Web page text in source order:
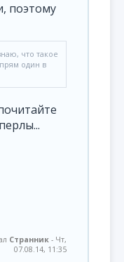
поэтому
что такое
один в
Странник - Чт,
07.08.14, 11:35